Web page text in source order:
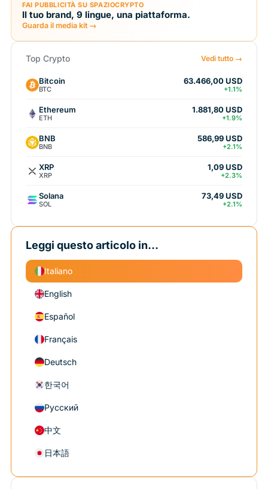
FAI PUBBLICITÀ SU SPAZIOCRYPTO
Il tuo brand, 9 lingue, una piattaforma.
Guarda il media kit →
Top Crypto Vedi tutto →
Bitcoin
BTC
63.466,00 USD
+1.1%
Ethereum
ETH
1.881,80 USD
+1.9%
BNB
BNB
586,99 USD
+2.1%
XRP
XRP
1,09 USD
+2.3%
Solana
SOL
73,49 USD
+2.1%
Leggi questo articolo in...
Italiano
English
Español
Français
Deutsch
한국어
Русский
中文
日本語